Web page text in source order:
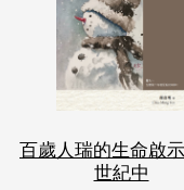
百歲人瑞的生命啟
世紀中